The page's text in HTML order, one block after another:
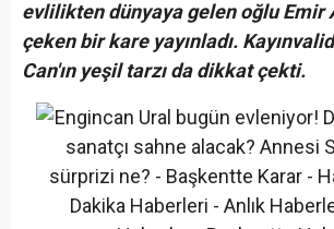
evlilikten dünyaya gelen oğlu Emir
çeken bir kare yayınladı.
Can'ın yeşil tarzı da dikkat çekti.